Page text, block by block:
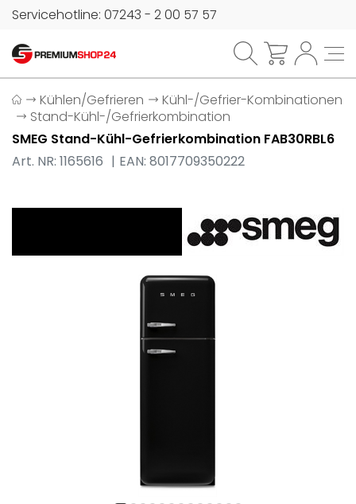
Servicehotline: 07243 - 2 00 57 57
Kühlen/Gefrieren
Kühl-/Gefrier-Kombinationen
Stand-Kühl-/Gefrierkombination
SMEG Stand-Kühl-Gefrierkombination FAB30RBL6
Art. NR: 1165616
EAN: 8017709350222